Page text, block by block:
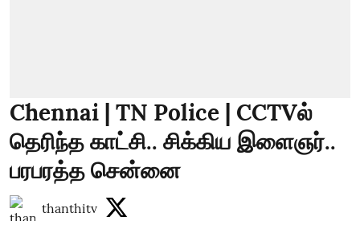
Chennai | TN Police | CCTVல்
தெரிந்த காட்சி.. சிக்கிய இளைஞர்..
பரபரத்த சென்னை
thanthitv